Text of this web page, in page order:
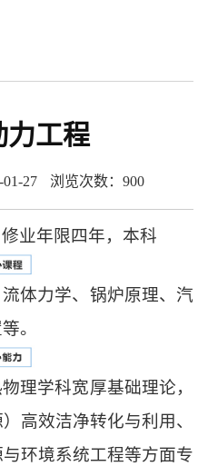
力工程
27 浏览次数： 900
业年限四年，本科
体力学、锅炉原理、汽
。
理学科宽厚基础理论，
高效洁净转化与利用、
环境系统工程等方面专